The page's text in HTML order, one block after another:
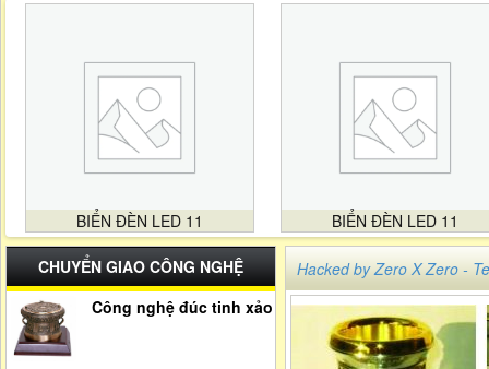
BIỂN ĐÈN LED 11 BIỂN ĐÈN LED 11
CHUYỂN GIAO CÔNG NGHỆ
Công nghệ đúc tinh xảo
Hacked by Zero X Zero -